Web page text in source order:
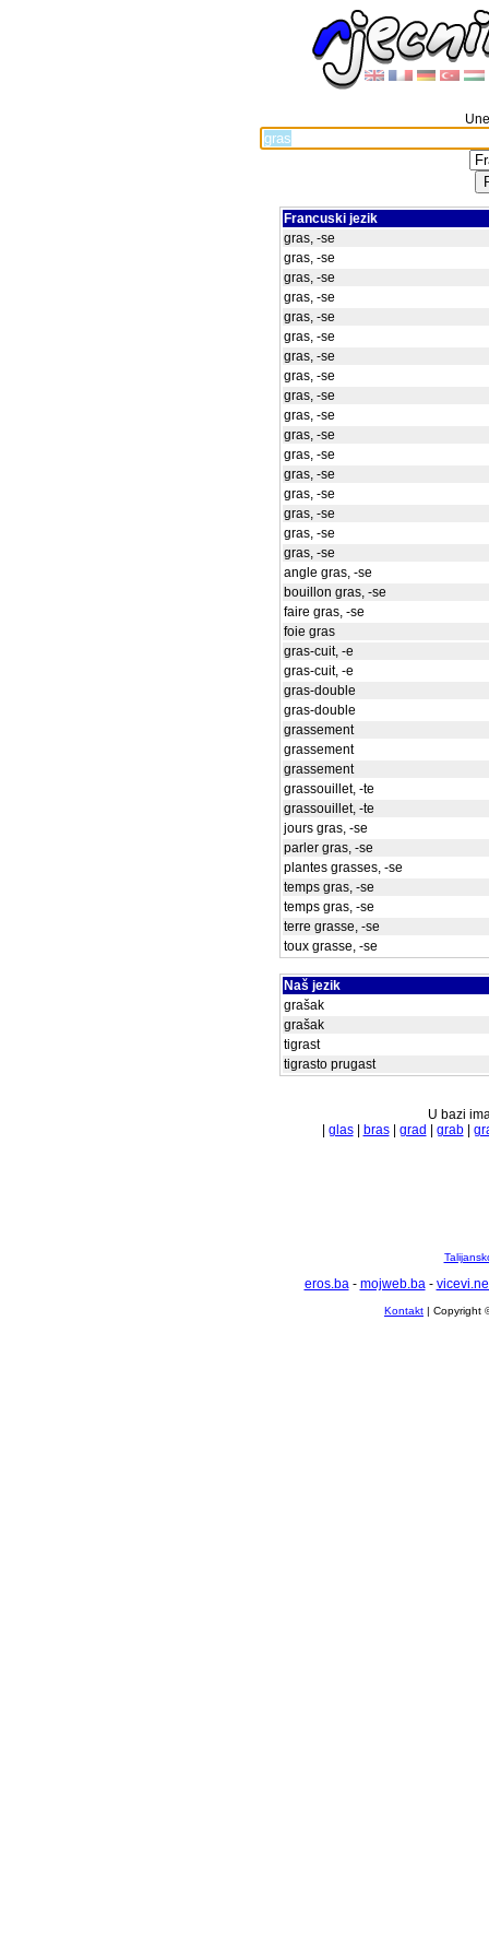
Francuski jezik
gras, -se
gras, -se
gras, -se
gras, -se
gras, -se
gras, -se
gras, -se
gras, -se
gras, -se
gras, -se
gras, -se
gras, -se
gras, -se
gras, -se
gras, -se
gras, -se
gras, -se
angle gras, -se
bouillon gras, -se
faire gras, -se
foie gras
gras-cuit, -e
gras-cuit, -e
gras-double
gras-double
grassement
grassement
grassement
grassouillet, -te
grassouillet, -te
jours gras, -se
parler gras, -se
plantes grasses, -se
temps gras, -se
temps gras, -se
terre grasse, -se
toux grasse, -se
Naš jezik
grašak
grašak
tigrast
tigrasto prugast
U bazi
glas| bras| grad grab|
eros.ba- mojweb.ba-
Kontakt | Copyright